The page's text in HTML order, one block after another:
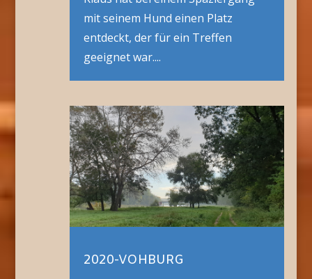
mit seinem Hund einen Platz
entdeckt, der für ein Treffen
geeignet war....
2020-VOHBURG